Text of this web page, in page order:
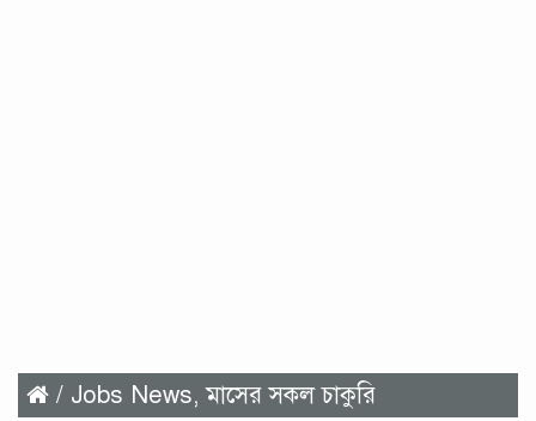
/ Jobs News,মাসের সকল চাকুরি